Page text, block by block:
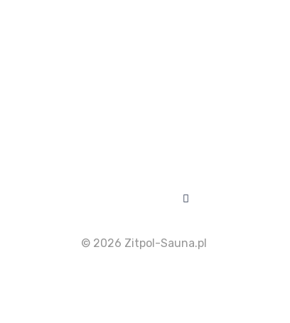
© 2026 Zitpol-Sauna.pl